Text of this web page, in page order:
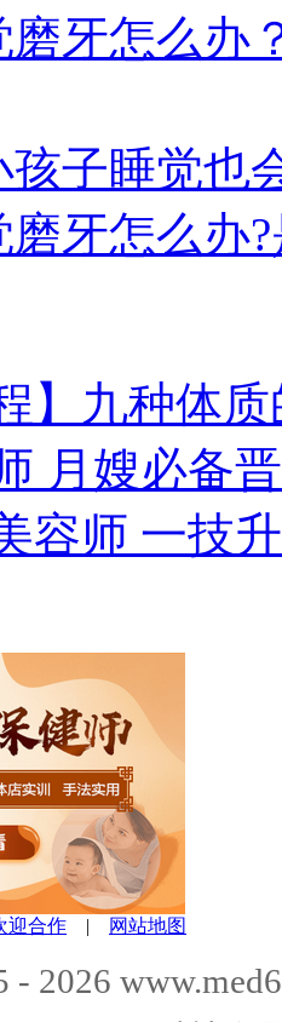
磨牙怎么办
孩子睡觉也
磨牙怎么办
】九种体
月嫂必备
容师 一技
迎合作 | 网站地图
- 2026